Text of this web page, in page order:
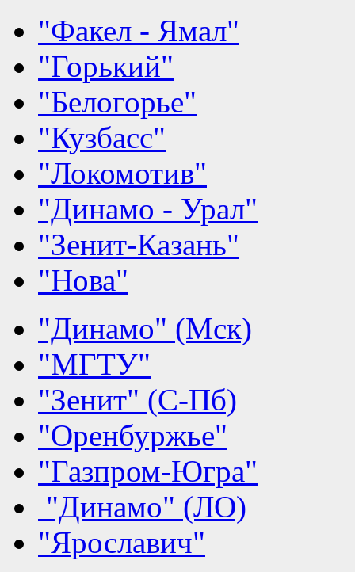
"Факел - Ямал"
"Горький"
"Белогорье"
"Кузбасс"
"Локомотив"
"Динамо - Урал"
"Зенит-Казань"
"Нова"
"Динамо" (Мск)
"МГТУ"
"Зенит" (С-Пб)
"Оренбуржье"
"Газпром-Югра"
"Динамо" (ЛО)
"Ярославич"